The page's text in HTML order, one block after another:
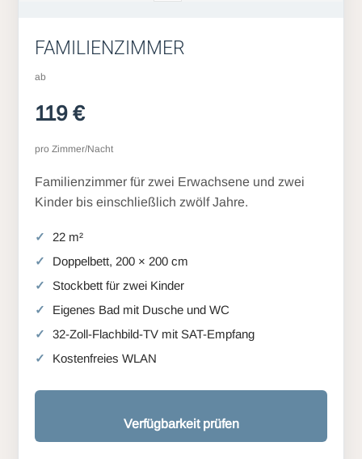
FAMILIENZIMMER
ab
119 €
pro Zimmer/Nacht
Familienzimmer für zwei Erwachsene und zwei
Kinder bis einschließlich zwölf Jahre.
22 m²
Doppelbett, 200 × 200 cm
Stockbett für zwei Kinder
Eigenes Bad mit Dusche und WC
32-Zoll-Flachbild-TV mit SAT-Empfang
Kostenfreies WLAN
Verfügbarkeit prüfen